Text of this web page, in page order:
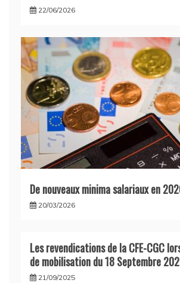
22/06/2026
De nouveaux minima salariaux en
20/03/2026
Les revendications de la CFE-CGC
de mobilisation du 18 Septembre
21/09/2025